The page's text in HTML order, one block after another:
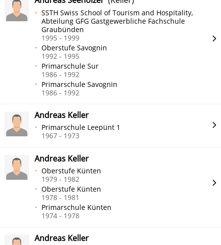
SSTH Swiss School of Tourism and Hospitality,
Abteilung GFG Gastgewerbliche Fachschule
Graubünden
1995 - 1999
Oberstufe Savognin
1992 - 1995
Primarschule Sur
1986 - 1992
Primarschule Savognin
1986 - 1992
Andreas Keller
Primarschule Leepünt 1
1967 - 1973
Andreas Keller
Oberstufe Künten
1979 - 1982
Oberstufe Künten
1978 - 1981
Primarschule Künten
1974 - 1978
Andreas Keller